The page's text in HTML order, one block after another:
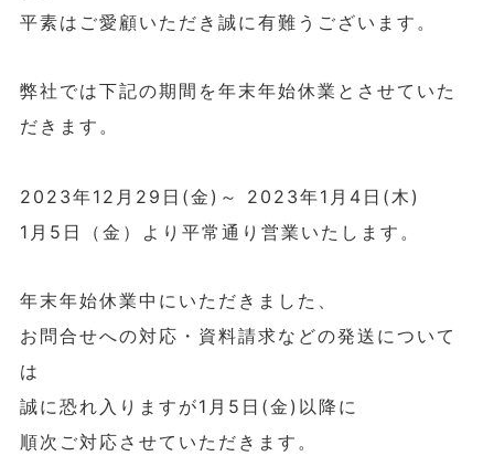
平素はご愛顧いただき誠に有難うございます。
弊社では下記の期間を年末年始休業とさせていた
だきます。
2023年12月29日(金)～ 2023年1月4日(木)
1月5日（金）より平常通り営業いたします。
年末年始休業中にいただきました、
お問合せへの対応・資料請求などの発送について
は
誠に恐れ入りますが1月5日(金)以降に
順次ご対応させていただきます。